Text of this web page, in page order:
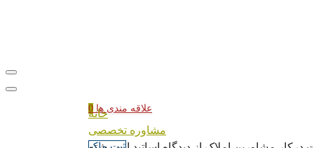
علاقه مندی ها 0
خانه
مشاوره تخصصی